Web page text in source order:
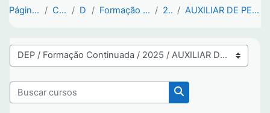
Página inicial Cursos DEP Formação Continuada 2025 AUXILIAR DE PERICIA CLASSE B
Categorias de Cursos
Buscar cursos
Buscar cursos